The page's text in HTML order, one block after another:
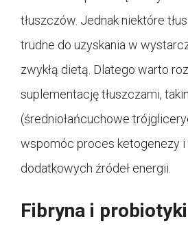
tłuszczów. Jednak niektóre
trudne do uzyskania w
zwykłą dietą. Dlatego warto
suplementację tłuszczami,
(średniołańcuchowe
wspomóc proces ketogenezy
dodatkowych źródeł energii.
Fibryna i probiotyki